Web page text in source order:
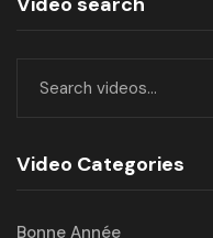
Video Categories
Bonne Année